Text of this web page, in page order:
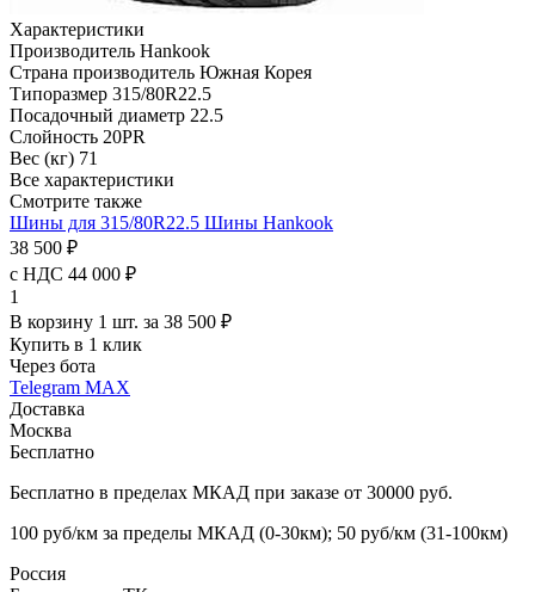
Характеристики
Производитель Hankook
Страна производитель Южная Корея
Типоразмер 315/80R22.5
Посадочный диаметр 22.5
Слойность 20PR
Вес (кг) 71
Все характеристики
Смотрите также
Шины для 315/80R22.5 Шины Hankook
38 500 ₽
с НДС 44 000 ₽
1
В корзину 1 шт. за 38 500 ₽
Купить в 1 клик
Через бота
Telegram MAX
Доставка
Москва
Бесплатно
Бесплатно в пределах МКАД при заказе от 30000 руб.
100 руб/км за пределы МКАД (0-30км); 50 руб/км (31-100км)
Россия